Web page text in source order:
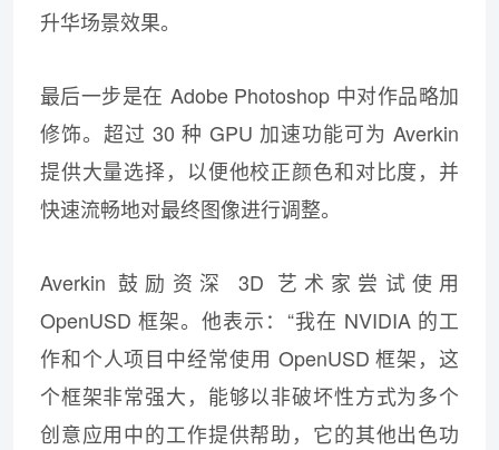
升华场景效果。
最后一步是在 Adobe Photoshop 中对作品略加
修饰。超过 30 种 GPU 加速功能可为 Averkin
提供大量选择，以便他校正颜色和对比度，并
快速流畅地对最终图像进行调整。
Averkin 鼓励资深 3D 艺术家尝试使用
OpenUSD 框架。他表示：“我在 NVIDIA 的工
作和个人项目中经常使用 OpenUSD 框架，这
个框架非常强大，能够以非破坏性方式为多个
创意应用中的工作提供帮助，它的其他出色功